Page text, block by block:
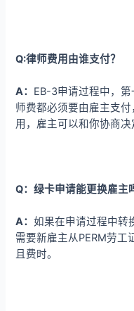
Q:律师费用由谁支付？
A： EB-3申请过程中，
师费都必须要由雇主支
用，雇主可以和你协商决
Q：绿卡申请能更换雇主
A：如果在申请过程中转
需要新雇主从PERM劳工
且费时。